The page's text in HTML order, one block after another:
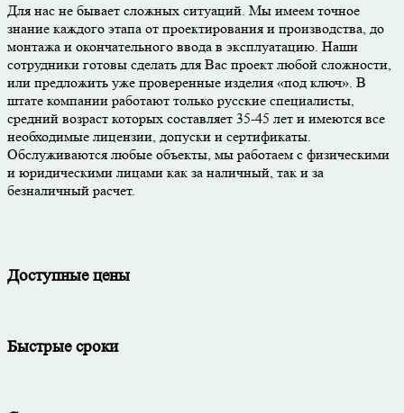
Для нас не бывает сложных ситуаций. Мы имеем точное
знание каждого этапа от проектирования и производства, до
монтажа и окончательного ввода в эксплуатацию. Наши
сотрудники готовы сделать для Вас проект любой сложности,
или предложить уже проверенные изделия «под ключ». В
штате компании работают только русские специалисты,
средний возраст которых составляет 35-45 лет и имеются все
необходимые лицензии, допуски и сертификаты.
Обслуживаются любые объекты, мы работаем с физическими
и юридическими лицами как за наличный, так и за
безналичный расчет.
Доступные цены
Быстрые сроки